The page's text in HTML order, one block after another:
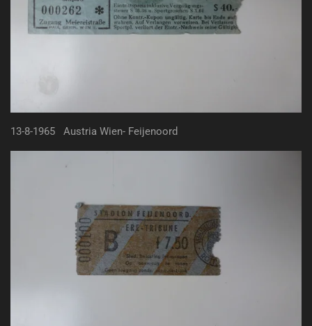
13-8-1965 Austria Wien- Feijenoord